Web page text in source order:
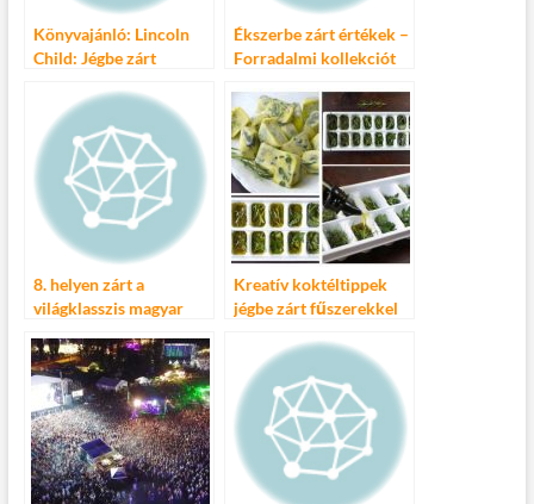
Könyvajánló: Lincoln
Child: Jégbe zárt
Ékszerbe zárt értékek –
Forradalmi kollekciót
PANDORA
8. helyen zárt a
világklasszis magyar
Kreatív koktéltippek
jégbe zárt fűszerekkel